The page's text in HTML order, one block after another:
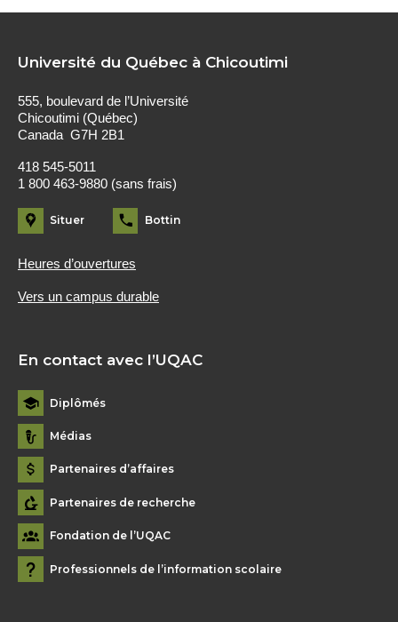
Université du Québec à Chicoutimi
555, boulevard de l’Université
Chicoutimi (Québec)
Canada G7H 2B1
418 545-5011
1 800 463-9880 (sans frais)
Situer Bottin
Heures d’ouvertures
Vers un campus durable
En contact avec l’UQAC
Diplômés
Médias
Partenaires d’affaires
Partenaires de recherche
Fondation de l’UQAC
Professionnels de l’information scolaire